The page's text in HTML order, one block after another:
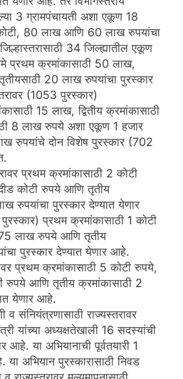
3 ग्रामपंचायती अशा एकूण 18
80 लाख आणि 60 लाख रुपयांचा
34 जिल्ह्यातील एकूण
प्रथम क्रमांकासाठी 50 लाख,
20 लाख रुपयांचा पुरस्कार
(1053 पुरस्कार)
15 लाख, द्वितीय क्रमांकासाठी
8 लाख रुपये अशा एकूण 1 हजार
रुपयांचे दोन विशेष पुरस्कार (702
प्रथम क्रमांकासाठी 2 कोटी
कोटी रुपये आणि तृतीय
रुपयांचा पुरस्कार देण्यात येणार
प्रथम क्रमांकासाठी 1 कोटी
75 लाख रुपये आणि तृतीय
पुरस्कार देण्यात येणार आहे.
प्रथम क्रमांकासाठी 5 कोटी रुपये,
रुपये आणि तृतीय क्रमांकासाठी 2
येणार आहे.
व संनियंत्रणासाठी राज्यस्तरावर
यांच्या अध्यक्षतेखाली 16 सदस्यांची
या अभियानाची पूर्वतयारी 1
अभियान पुरस्कारासाठी निवड